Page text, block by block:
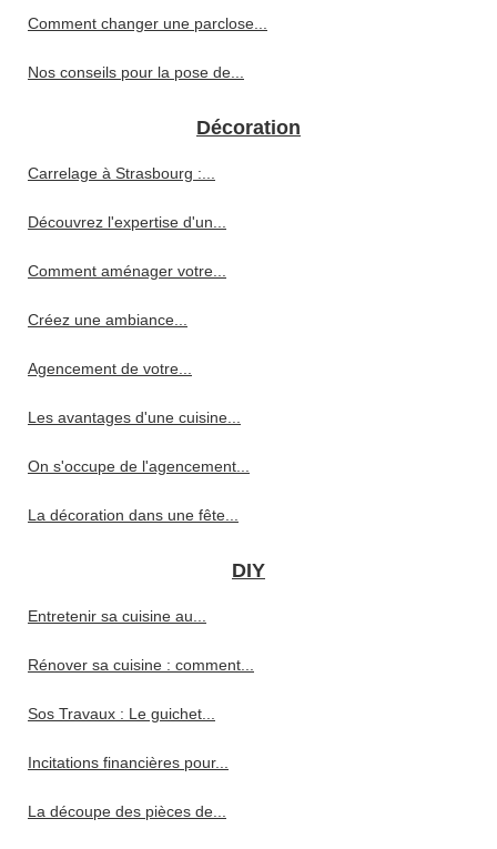
Comment changer une parclose...
Nos conseils pour la pose de...
Décoration
Carrelage à Strasbourg :...
Découvrez l'expertise d'un...
Comment aménager votre...
Créez une ambiance...
Agencement de votre...
Les avantages d'une cuisine...
On s'occupe de l'agencement...
La décoration dans une fête...
DIY
Entretenir sa cuisine au...
Rénover sa cuisine : comment...
Sos Travaux : Le guichet...
Incitations financières pour...
La découpe des pièces de...